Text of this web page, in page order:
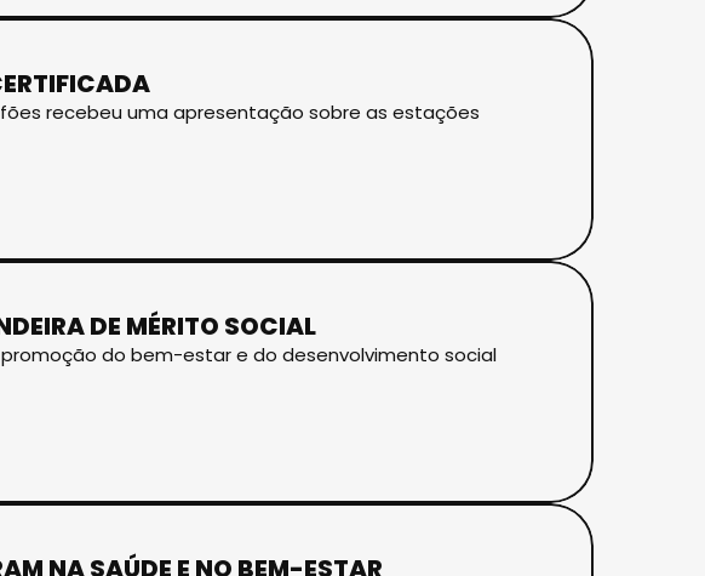
recebeu uma apresentação sobre as estações
DE MÉRITO SOCIAL
do bem-estar e do desenvolvimento social
NA SAÚDE E NO BEM-ESTAR